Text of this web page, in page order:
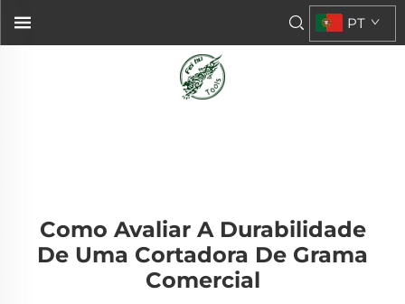
PT
Como Avaliar A Durabilidade
De Uma Cortadora De Grama
Comercial